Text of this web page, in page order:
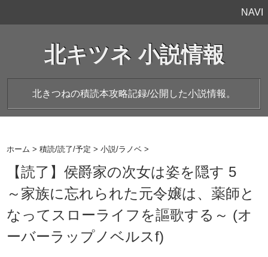
NAVI
北キツネ 小説情報
北きつねの積読本攻略記録/公開した小説情報。
ホーム >積読/読了/予定 >小説/ラノベ >
【読了】侯爵家の次女は姿を隠す 5
～家族に忘れられた元令嬢は、薬師と
なってスローライフを謳歌する～ (オ
ーバーラップノベルスf)